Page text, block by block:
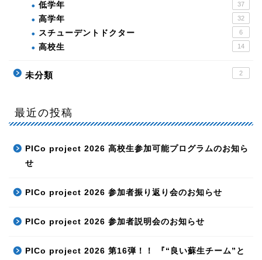
低学年 37
高学年 32
スチューデントドクター 6
高校生 14
未分類 2
最近の投稿
PICo project 2026 高校生参加可能プログラムのお知ら
せ
PICo project 2026 参加者振り返り会のお知らせ
PICo project 2026 参加者説明会のお知らせ
PICo project 2026 第16弾！！ 『“良い蘇生チーム”と